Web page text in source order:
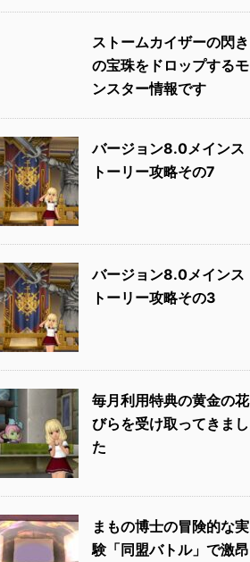
ストームカイザーの閃き
の宝珠をドロップするモ
ンスター情報です
バージョン8.0メインス
トーリー攻略その7
バージョン8.0メインス
トーリー攻略その3
毎月利用特典の黄金の花
びらを受け取ってきまし
た
まもの博士の冒険的な実
験「同盟バトル」で激昂